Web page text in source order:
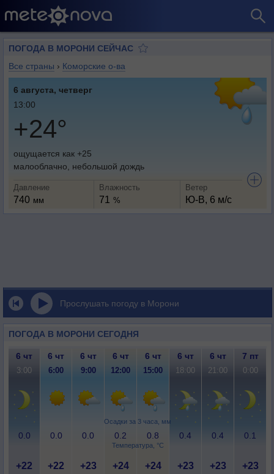
ПОГОДА В МОРОНИ СЕЙЧАС
Все страны › Коморские о-ва
6 августа, четверг
13:00
+24°
ощущается как +25
малооблачно, небольшой дождь
Давление
740 мм
Влажность
71 %
Ветер
Ю-В, 6 м/с
Прослушать погоду в Морони
ПОГОДА В МОРОНИ СЕГОДНЯ
Осадки за 3 часа, мм
Температура, °C
6 чт 6 чт 6 чт 6 чт 6 чт 6 чт 6 чт 7 пт
3:00 6:00 9:00 12:00 15:00 18:00 21:00 0:00
0.0 0.0 0.0 0.2 0.8 0.4 0.4 0.1
+22 +22 +23 +24 +24 +23 +23 +23